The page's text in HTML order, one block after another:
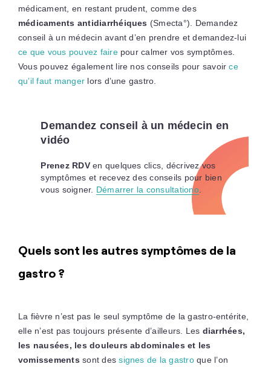
médicament, en restant prudent, comme des
médicaments antidiarrhéiques (Smecta°). Demandez
conseil à un médecin avant d’en prendre et demandez-lui
ce que vous pouvez fairepour calmer vos symptômes.
Vous pouvez également lire nos conseils pour savoirce
qu’il faut manger lors d’une gastro.
Demandez conseil à un médecin en
vidéo
Prenez RDVen quelques clics, décrivez vos
symptômes et recevez des conseils pour bien
vous soigner. Démarrer la consultationo.
Quels sont les autres symptômes de la
gastro ?
La fièvre n’est pas le seul symptôme de la gastro-entérite,
elle n’est pas toujours présente d’ailleurs. Les diarrhées,
les nausées, les douleurs abdominales et les
vomissements sont dessignes de la gastroque l’on